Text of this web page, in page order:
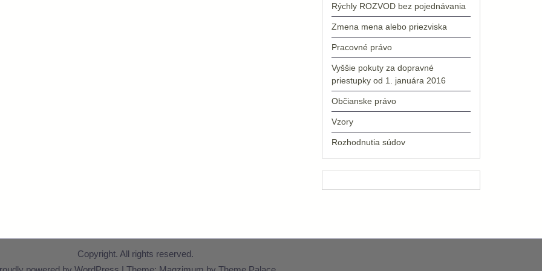
Rýchly ROZVOD bez pojednávania
Zmena mena alebo priezviska
Pracovné právo
Vyššie pokuty za dopravné
priestupky od 1. januára 2016
Občianske právo
Vzory
Rozhodnutia súdov
Copyright. All rights reserved.